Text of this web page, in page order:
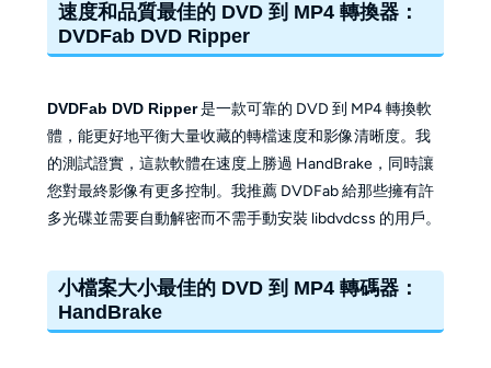
速度和品質最佳的 DVD 到 MP4 轉換器：
DVDFab DVD Ripper
DVDFab DVD Ripper是一款可靠的 DVD 到 MP4 轉換軟
體，能更好地平衡大量收藏的轉檔速度和影像清晰度。我
的測試證實，這款軟體在速度上勝過 HandBrake，同時讓
您對最終影像有更多控制。我推薦 DVDFab 給那些擁有許
多光碟並需要自動解密而不需手動安裝 libdvdcss 的用戶。
小檔案大小最佳的 DVD 到 MP4 轉碼器：
HandBrake